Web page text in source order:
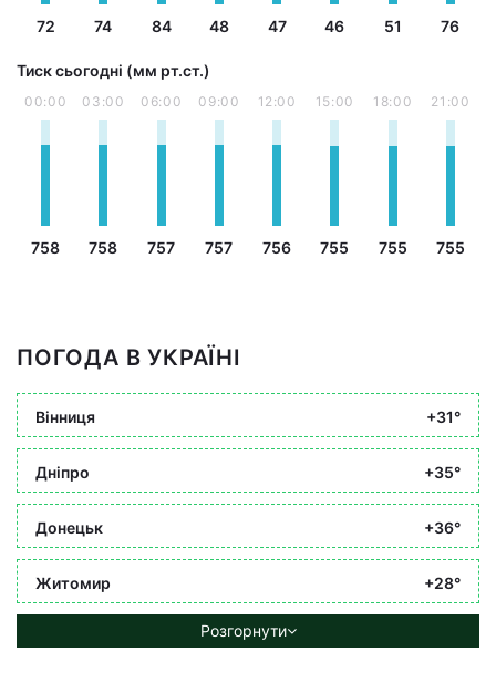
72 74 84 48 47 46 51 76
Тиск сьогодні (мм рт.ст.)
00:00
758
03:00
758
06:00
757
09:00
757
12:00
756
15:00
755
18:00
755
21:00
755
ПОГОДА В УКРАЇНІ
Вінниця +31°
Дніпро +35°
Донецьк +36°
Житомир +28°
Розгорнути